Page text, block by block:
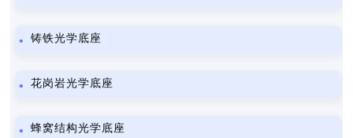
铸铁光学底座
花岗岩光学底座
蜂窝结构光学底座